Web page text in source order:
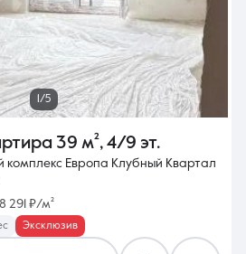
1/5
39 м², 4/9 эт.
комплекс Европа Клубный Квартал
291 ₽/м²
Эксклюзив